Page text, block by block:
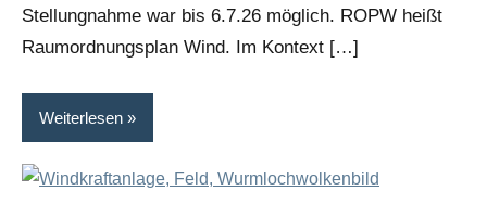
Stellungnahme war bis 6.7.26 möglich. ROPW heißt
Raumordnungsplan Wind. Im Kontext […]
Weiterlesen